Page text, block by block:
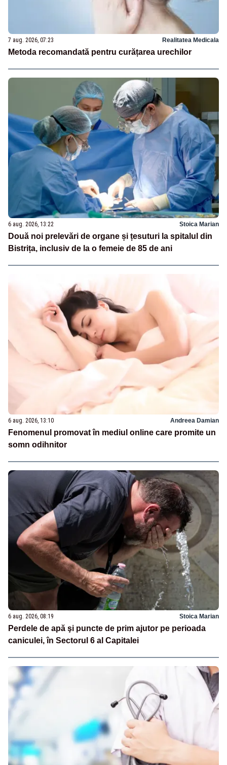
7 aug. 2026, 07:23 Realitatea Medicala
Metoda recomandată pentru curățarea urechilor
6 aug. 2026, 13:22 Stoica Marian
Două noi prelevări de organe și țesuturi la spitalul din
Bistrița, inclusiv de la o femeie de 85 de ani
6 aug. 2026, 13:10 Andreea Damian
Fenomenul promovat în mediul online care promite un
somn odihnitor
6 aug. 2026, 08:19 Stoica Marian
Perdele de apă şi puncte de prim ajutor pe perioada
caniculei, în Sectorul 6 al Capitalei